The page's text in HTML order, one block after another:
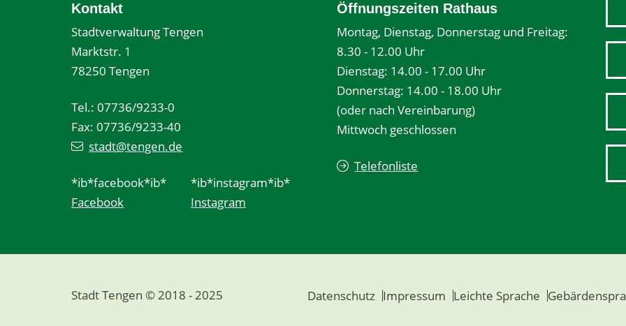
Kontakt
Stadtverwaltung Tengen
Marktstr. 1
78250 Tengen
Tel.: 07736/9233-0
Fax: 07736/9233-40
stadt@tengen.de
*ib*facebook*ib*
Facebook
*ib*instagram*ib*
Instagram
Öffnungszeiten Rathaus
Montag, Dienstag, Donnerstag und Freitag:
8.30 - 12.00 Uhr
Dienstag: 14.00 - 17.00 Uhr
Donnerstag: 14.00 - 18.00 Uhr
(oder nach Vereinbarung)
Mittwoch geschlossen
Telefonliste
Stadt Tengen © 2018 - 2025 Datenschutz Impressum Leichte Sprache